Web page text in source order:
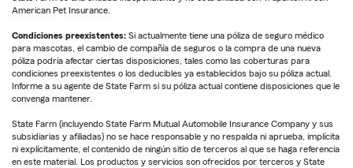
American Pet Insurance.
Condiciones preexistentes: Si actualmente tiene una póliza de seguro médico
para mascotas, el cambio de compañía de seguros o la compra de una nueva
póliza podría afectar ciertas disposiciones, tales como las coberturas para
condiciones preexistentes o los deducibles ya establecidos bajo su póliza actual.
Informe a su agente de State Farm si su póliza actual contiene disposiciones que le
convenga mantener.
State Farm (incluyendo State Farm Mutual Automobile Insurance Company y sus
subsidiarias y afiliadas) no se hace responsable y no respalda ni aprueba, implícita
ni explícitamente, el contenido de ningún sitio de terceros al que se haga referencia
en este material. Los productos y servicios son ofrecidos por terceros y State